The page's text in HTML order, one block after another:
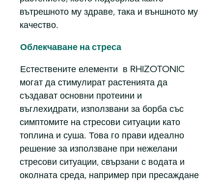
вътрешното му здраве, така и външното му
качество.
Облекчаване на стреса
Естествените елементи в RHIZOTONIC
могат да стимулират растенията да
създават основни протеини и
въглехидрати, използвани за борба със
симптомите на стресови ситуации като
топлина и суша. Това го прави идеално
решение за използване при нежелани
стресови ситуации, свързани с водата и
околната среда, например при пресаждане